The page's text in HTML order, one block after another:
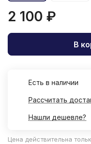
2 100 ₽
В
Есть в наличии
Рассчитать
Нашли дешевле?
Цена действительна